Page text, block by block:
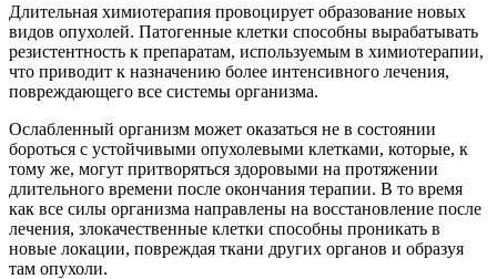
Длительная химиотерапия провоцирует образование новых
видов опухолей. Патогенные клетки способны вырабатывать
резистентность к препаратам, используемым в химиотерапии,
что приводит к назначению более интенсивного лечения,
повреждающего все системы организма.
Ослабленный организм может оказаться не в состоянии
бороться с устойчивыми опухолевыми клетками, которые, к
тому же, могут притворяться здоровыми на протяжении
длительного времени после окончания терапии. В то время
как все силы организма направлены на восстановление после
лечения, злокачественные клетки способны проникать в
новые локации, повреждая ткани других органов и образуя
там опухоли.